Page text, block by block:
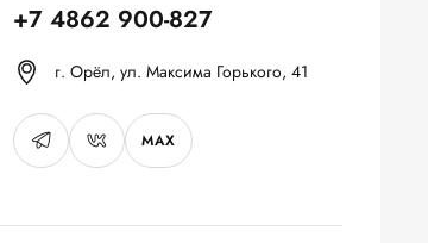
+7 4862 900-827
г. Орёл, ул. Максима Горького, 41
MAX